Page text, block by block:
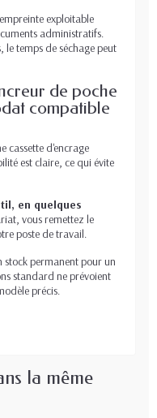
exploitable
administratifs.
le temps de séchage peut
de poche
compatible
cassette d'encrage
est claire, ce qui évite
en quelques
vous remettez le
poste de travail.
stock permanent pour un
standard ne prévoient
précis.
la même